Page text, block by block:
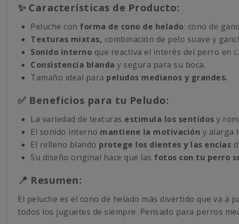
✨ Características de Producto:
Peluche con forma de cono de helado: cono de
Texturas mixtas, combinación de pelo suave y
Sonido interno que reactiva el interés del perro en
Consistencia blanda y segura para su boca.
Tamaño ideal para peludos medianos y grandes.
✅ Beneficios para tu Peludo:
La variedad de texturas estimula los sentidos y
El sonido interno mantiene la motivación y alarga
El relleno blando protege los dientes y las encías
Su diseño original hace que las fotos con tu perro
📍 Resumen:
El peluche es el cono de helado más divertido que va
todos los juguetes de siempre. Pensado para perros